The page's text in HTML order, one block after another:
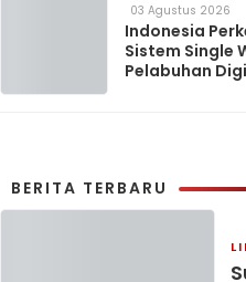
03 Agustus 2026
Indonesia
Sistem Single
Pelabuhan
BERITA TERBARU